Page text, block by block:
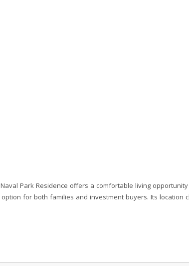
Naval Park Residence offers a comfortable living
option for both families and investment buyers. Its